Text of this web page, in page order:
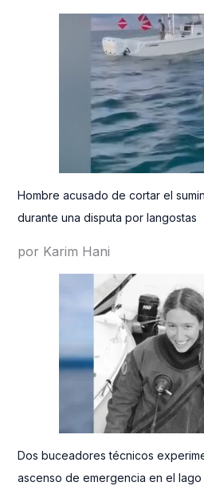
Hombre acusado de cortar el
durante una disputa por langostas
por Karim Hani
Dos buceadores técnicos
ascenso de emergencia en el lago